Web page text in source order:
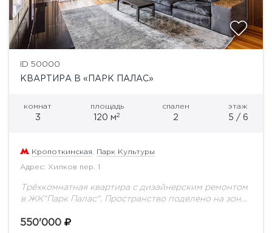
ID 50000
КВАРТИРА В «ПАРК ПАЛАС»
комнат
3
площадь
120 м2
спален
2
этаж
5 / 6
Кропоткинская Парк Культуры
Адрес: Хилков пер. 1
Трёхкомнатная квартира с дизайнерским ремонтом
в ЖК"Парк Палас". Пространство поделено на зону
гостиную с выходом на видовую лоджию и
550'000